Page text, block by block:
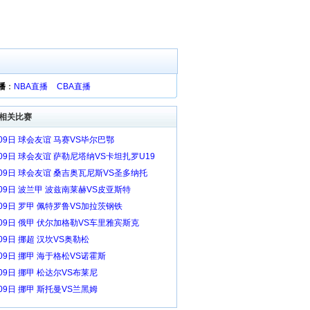
： NBA直播 CBA直播
关比赛
日 球会友谊 马赛VS毕尔巴鄂
日 球会友谊 萨勒尼塔纳VS卡坦扎罗U19
日 球会友谊 桑吉奥瓦尼斯VS圣多纳托
日 波兰甲 波兹南莱赫VS皮亚斯特
日 罗甲 佩特罗鲁VS加拉茨钢铁
日 俄甲 伏尔加格勒VS车里雅宾斯克
日 挪超 汉坎VS奥勒松
日 挪甲 海于格松VS诺霍斯
日 挪甲 松达尔VS布莱尼
日 挪甲 斯托曼VS兰黑姆